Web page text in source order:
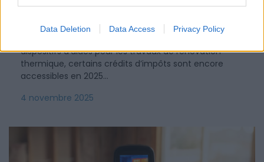
Data Deletion Data Access Privacy Policy
Les crédits d’impôts encore accessibles en
dispositifs d’aides pour les travaux de rénovation
thermique, certains crédits d’impôts sont encore
accessibles en 2025…
4 novembre 2025